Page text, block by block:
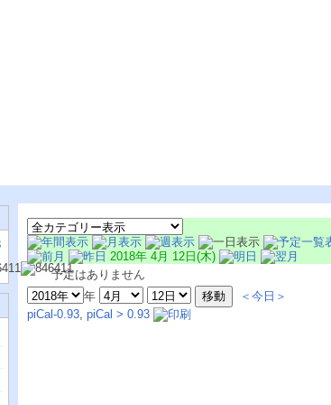
2018年 4月 12日(木)
予定はありません
年
＜今日＞
piCal-0.93, piCal > 0.93